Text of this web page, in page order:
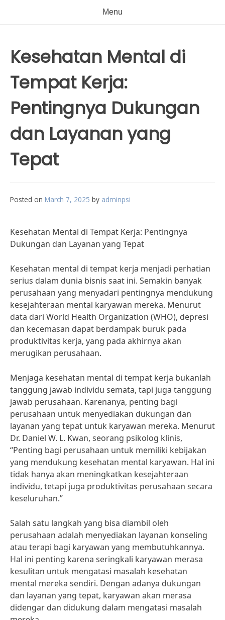
Menu
Kesehatan Mental di
Tempat Kerja:
Pentingnya Dukungan
dan Layanan yang
Tepat
Posted on March 7, 2025 by adminpsi
Kesehatan Mental di Tempat Kerja: Pentingnya
Dukungan dan Layanan yang Tepat
Kesehatan mental di tempat kerja menjadi perhatian
serius dalam dunia bisnis saat ini. Semakin banyak
perusahaan yang menyadari pentingnya mendukung
kesejahteraan mental karyawan mereka. Menurut
data dari World Health Organization (WHO), depresi
dan kecemasan dapat berdampak buruk pada
produktivitas kerja, yang pada akhirnya akan
merugikan perusahaan.
Menjaga kesehatan mental di tempat kerja bukanlah
tanggung jawab individu semata, tapi juga tanggung
jawab perusahaan. Karenanya, penting bagi
perusahaan untuk menyediakan dukungan dan
layanan yang tepat untuk karyawan mereka. Menurut
Dr. Daniel W. L. Kwan, seorang psikolog klinis,
“Penting bagi perusahaan untuk memiliki kebijakan
yang mendukung kesehatan mental karyawan. Hal ini
tidak hanya akan meningkatkan kesejahteraan
individu, tetapi juga produktivitas perusahaan secara
keseluruhan.”
Salah satu langkah yang bisa diambil oleh
perusahaan adalah menyediakan layanan konseling
atau terapi bagi karyawan yang membutuhkannya.
Hal ini penting karena seringkali karyawan merasa
kesulitan untuk mengatasi masalah kesehatan
mental mereka sendiri. Dengan adanya dukungan
dan layanan yang tepat, karyawan akan merasa
didengar dan didukung dalam mengatasi masalah